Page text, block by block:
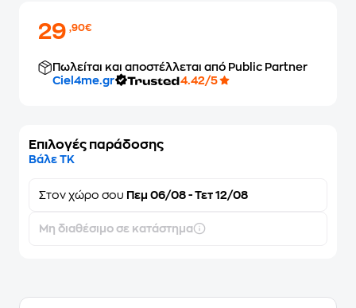
29,90€
Πωλείται και αποστέλλεται από Public Partner
Ciel4me.gr
4.42/5
Επιλογές παράδοσης
Βάλε ΤΚ
Στον χώρο σου Πεμ 06/08 - Τετ 12/08
Μη διαθέσιμο σε κατάστημα